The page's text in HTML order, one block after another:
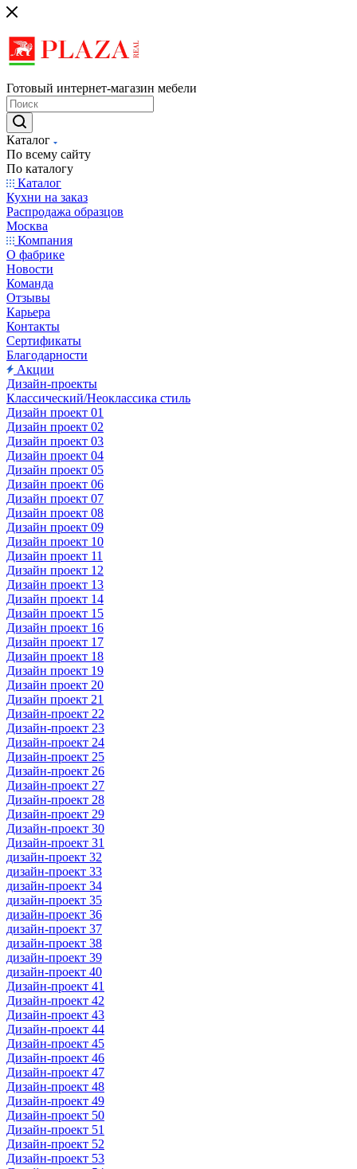
Готовый интернет-магазин мебели
Каталог
По всему сайту
По каталогу
Каталог
Кухни на заказ
Распродажа образцов
Москва
Компания
О фабрике
Новости
Команда
Отзывы
Карьера
Контакты
Сертификаты
Благодарности
Акции
Дизайн-проекты
Классический/Неоклассика стиль
Дизайн проект 01
Дизайн проект 02
Дизайн проект 03
Дизайн проект 04
Дизайн проект 05
Дизайн проект 06
Дизайн проект 07
Дизайн проект 08
Дизайн проект 09
Дизайн проект 10
Дизайн проект 11
Дизайн проект 12
Дизайн проект 13
Дизайн проект 14
Дизайн проект 15
Дизайн проект 16
Дизайн проект 17
Дизайн проект 18
Дизайн проект 19
Дизайн проект 20
Дизайн проект 21
Дизайн-проект 22
Дизайн-проект 23
Дизайн-проект 24
Дизайн-проект 25
Дизайн-проект 26
Дизайн-проект 27
Дизайн-проект 28
Дизайн-проект 29
Дизайн-проект 30
Дизайн-проект 31
дизайн-проект 32
дизайн-проект 33
дизайн-проект 34
дизайн-проект 35
дизайн-проект 36
дизайн-проект 37
дизайн-проект 38
дизайн-проект 39
дизайн-проект 40
Дизайн-проект 41
Дизайн-проект 42
Дизайн-проект 43
Дизайн-проект 44
Дизайн-проект 45
Дизайн-проект 46
Дизайн-проект 47
Дизайн-проект 48
Дизайн-проект 49
Дизайн-проект 50
Дизайн-проект 51
Дизайн-проект 52
Дизайн-проект 53